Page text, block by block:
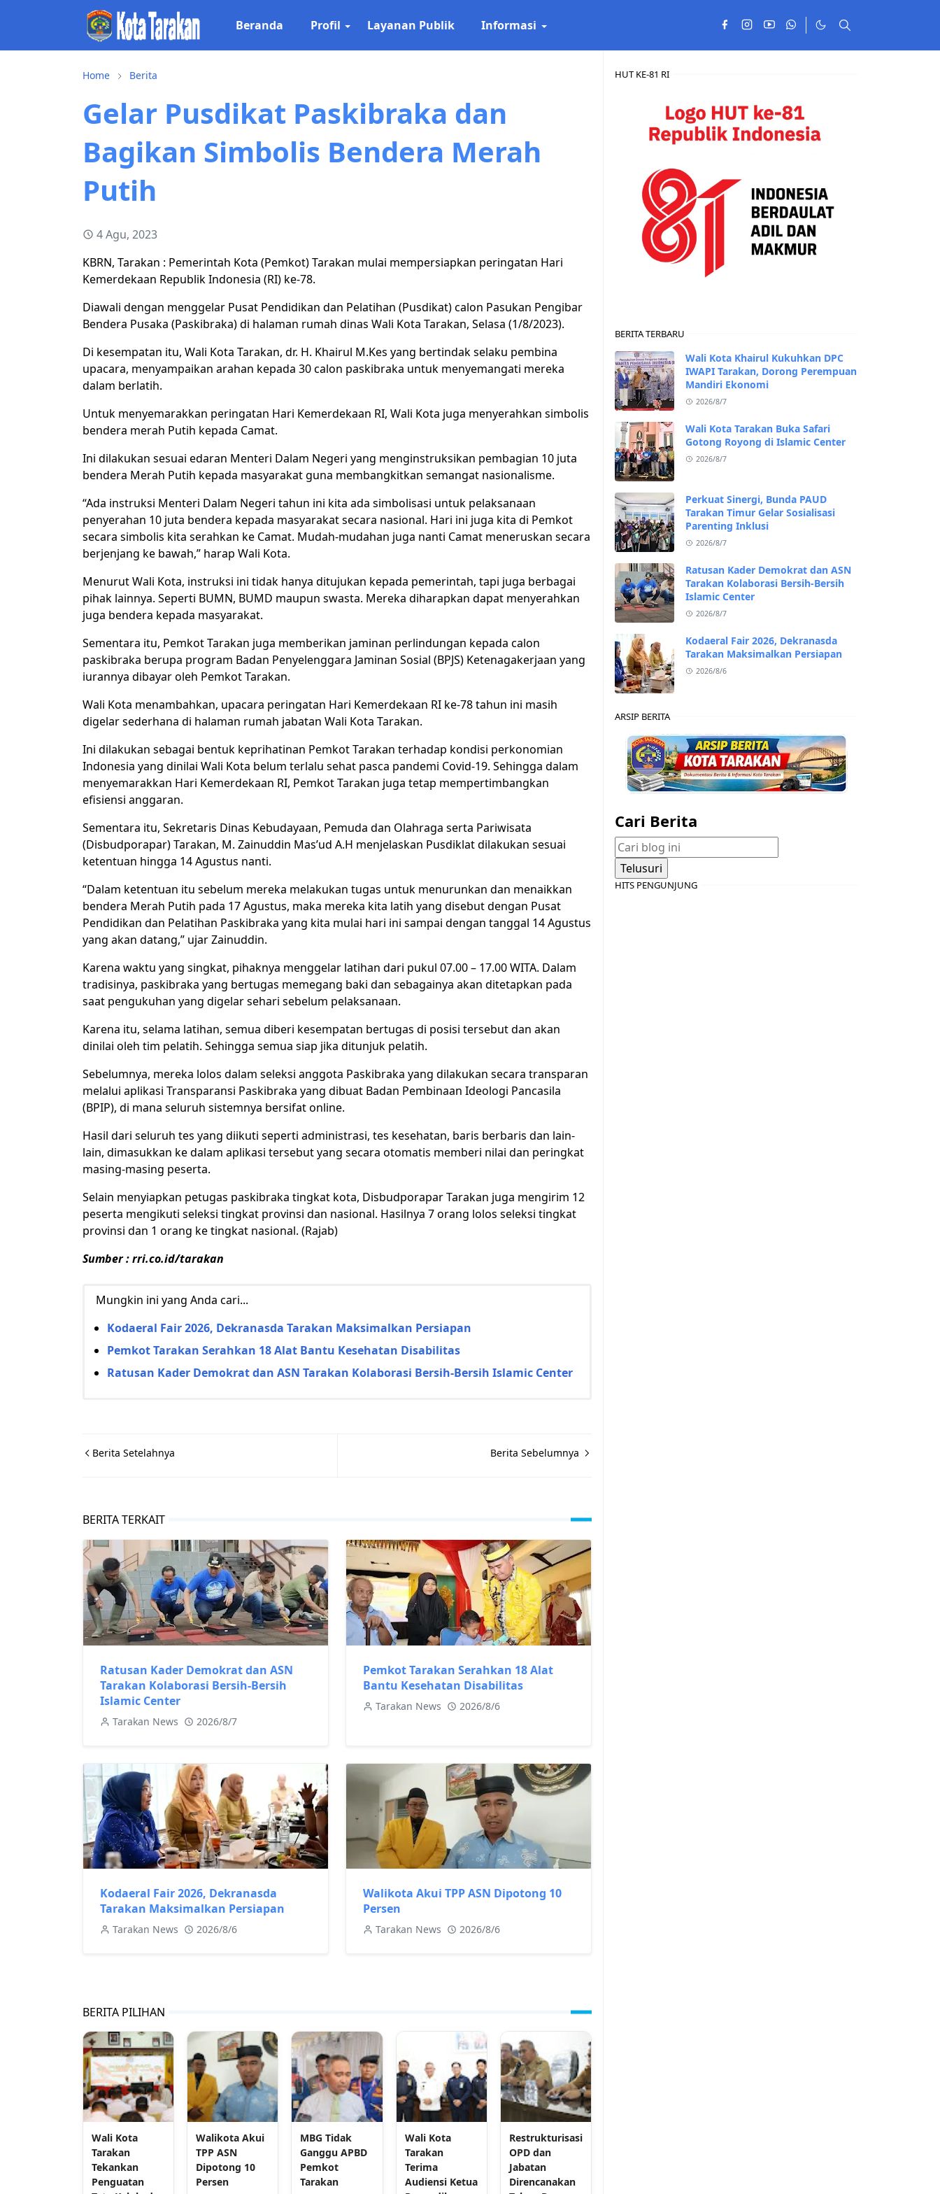
Beranda Profil Layanan Publik Informasi
Home Berita
Gelar Pusdikat Paskibraka dan
Bagikan Simbolis Bendera Merah
Putih
4 Agu, 2023
KBRN, Tarakan : Pemerintah Kota (Pemkot) Tarakan mulai mempersiapkan peringatan Hari
Kemerdekaan Republik Indonesia (RI) ke-78.
Diawali dengan menggelar Pusat Pendidikan dan Pelatihan (Pusdikat) calon Pasukan Pengibar
Bendera Pusaka (Paskibraka) di halaman rumah dinas Wali Kota Tarakan, Selasa (1/8/2023).
Di kesempatan itu, Wali Kota Tarakan, dr. H. Khairul M.Kes yang bertindak selaku pembina
upacara, menyampaikan arahan kepada 30 calon paskibraka untuk menyemangati mereka
dalam berlatih.
Untuk menyemarakkan peringatan Hari Kemerdekaan RI, Wali Kota juga menyerahkan simbolis
bendera merah Putih kepada Camat.
Ini dilakukan sesuai edaran Menteri Dalam Negeri yang menginstruksikan pembagian 10 juta
bendera Merah Putih kepada masyarakat guna membangkitkan semangat nasionalisme.
“Ada instruksi Menteri Dalam Negeri tahun ini kita ada simbolisasi untuk pelaksanaan
penyerahan 10 juta bendera kepada masyarakat secara nasional. Hari ini juga kita di Pemkot
secara simbolis kita serahkan ke Camat. Mudah-mudahan juga nanti Camat meneruskan secara
berjenjang ke bawah,” harap Wali Kota.
Menurut Wali Kota, instruksi ini tidak hanya ditujukan kepada pemerintah, tapi juga berbagai
pihak lainnya. Seperti BUMN, BUMD maupun swasta. Mereka diharapkan dapat menyerahkan
juga bendera kepada masyarakat.
Sementara itu, Pemkot Tarakan juga memberikan jaminan perlindungan kepada calon
paskibraka berupa program Badan Penyelenggara Jaminan Sosial (BPJS) Ketenagakerjaan yang
iurannya dibayar oleh Pemkot Tarakan.
Wali Kota menambahkan, upacara peringatan Hari Kemerdekaan RI ke-78 tahun ini masih
digelar sederhana di halaman rumah jabatan Wali Kota Tarakan.
Ini dilakukan sebagai bentuk keprihatinan Pemkot Tarakan terhadap kondisi perkonomian
Indonesia yang dinilai Wali Kota belum terlalu sehat pasca pandemi Covid-19. Sehingga dalam
menyemarakkan Hari Kemerdekaan RI, Pemkot Tarakan juga tetap mempertimbangkan
efisiensi anggaran.
Sementara itu, Sekretaris Dinas Kebudayaan, Pemuda dan Olahraga serta Pariwisata
(Disbudporapar) Tarakan, M. Zainuddin Mas’ud A.H menjelaskan Pusdiklat dilakukan sesuai
ketentuan hingga 14 Agustus nanti.
“Dalam ketentuan itu sebelum mereka melakukan tugas untuk menurunkan dan menaikkan
bendera Merah Putih pada 17 Agustus, maka mereka kita latih yang disebut dengan Pusat
Pendidikan dan Pelatihan Paskibraka yang kita mulai hari ini sampai dengan tanggal 14 Agustus
yang akan datang,” ujar Zainuddin.
Karena waktu yang singkat, pihaknya menggelar latihan dari pukul 07.00 – 17.00 WITA. Dalam
tradisinya, paskibraka yang bertugas memegang baki dan sebagainya akan ditetapkan pada
saat pengukuhan yang digelar sehari sebelum pelaksanaan.
Karena itu, selama latihan, semua diberi kesempatan bertugas di posisi tersebut dan akan
dinilai oleh tim pelatih. Sehingga semua siap jika ditunjuk pelatih.
Sebelumnya, mereka lolos dalam seleksi anggota Paskibraka yang dilakukan secara transparan
melalui aplikasi Transparansi Paskibraka yang dibuat Badan Pembinaan Ideologi Pancasila
(BPIP), di mana seluruh sistemnya bersifat online.
Hasil dari seluruh tes yang diikuti seperti administrasi, tes kesehatan, baris berbaris dan lain-
lain, dimasukkan ke dalam aplikasi tersebut yang secara otomatis memberi nilai dan peringkat
masing-masing peserta.
Selain menyiapkan petugas paskibraka tingkat kota, Disbudporapar Tarakan juga mengirim 12
peserta mengikuti seleksi tingkat provinsi dan nasional. Hasilnya 7 orang lolos seleksi tingkat
provinsi dan 1 orang ke tingkat nasional. (Rajab)
Sumber : rri.co.id/tarakan
Mungkin ini yang Anda cari...
Kodaeral Fair 2026, Dekranasda Tarakan Maksimalkan Persiapan
Pemkot Tarakan Serahkan 18 Alat Bantu Kesehatan Disabilitas
Ratusan Kader Demokrat dan ASN Tarakan Kolaborasi Bersih-Bersih Islamic Center
Berita Setelahnya Berita Sebelumnya
BERITA TERKAIT
Ratusan Kader Demokrat dan ASN
Tarakan Kolaborasi Bersih-Bersih
Islamic Center
Tarakan News 2026/8/7
Pemkot Tarakan Serahkan 18 Alat
Bantu Kesehatan Disabilitas
Tarakan News 2026/8/6
Kodaeral Fair 2026, Dekranasda
Tarakan Maksimalkan Persiapan
Tarakan News 2026/8/6
Walikota Akui TPP ASN Dipotong 10
Persen
Tarakan News 2026/8/6
BERITA PILIHAN
Wali Kota
Tarakan
Tekankan
Penguatan
Walikota Akui
TPP ASN
Dipotong 10
Persen
MBG Tidak
Ganggu APBD
Pemkot
Tarakan
Wali Kota
Tarakan
Terima
Audiensi Ketua
Restrukturisasi
OPD dan
Jabatan
Direncanakan
HUT KE-81 RI
BERITA TERBARU
Wali Kota Khairul Kukuhkan DPC
IWAPI Tarakan, Dorong Perempuan
Mandiri Ekonomi
2026/8/7
Wali Kota Tarakan Buka Safari
Gotong Royong di Islamic Center
2026/8/7
Perkuat Sinergi, Bunda PAUD
Tarakan Timur Gelar Sosialisasi
Parenting Inklusi
2026/8/7
Ratusan Kader Demokrat dan ASN
Tarakan Kolaborasi Bersih-Bersih
Islamic Center
2026/8/7
Kodaeral Fair 2026, Dekranasda
Tarakan Maksimalkan Persiapan
2026/8/6
ARSIP BERITA
Cari Berita
HITS PENGUNJUNG